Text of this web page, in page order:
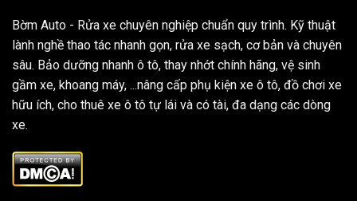
Bờm Auto - Rửa xe chuyên nghiệp chuẩn quy trình. Kỹ thuật
lành nghề thao tác nhanh gọn, rửa xe sạch, cơ bản và chuyên
sâu. Bảo dưỡng nhanh ô tô, thay nhớt chính hãng, vệ sinh
gầm xe, khoang máy, ...nâng cấp phụ kiện xe ô tô, đồ chơi xe
hữu ích, cho thuê xe ô tô tự lái và có tài, đa dạng các dòng
xe.